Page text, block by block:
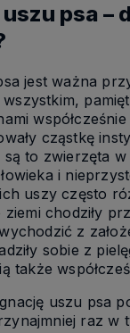
psa –
jest ważna
cząstkę
to zwierzęta w
i
uszy często
chodziły
z
sobie z
także
uszu psa
raz w